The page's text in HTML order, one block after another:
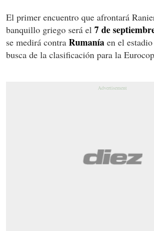
El primer encuentro que afrontará
banquillo griego será el 7 de
se medirá contra Rumanía en el
busca de la clasificación para la